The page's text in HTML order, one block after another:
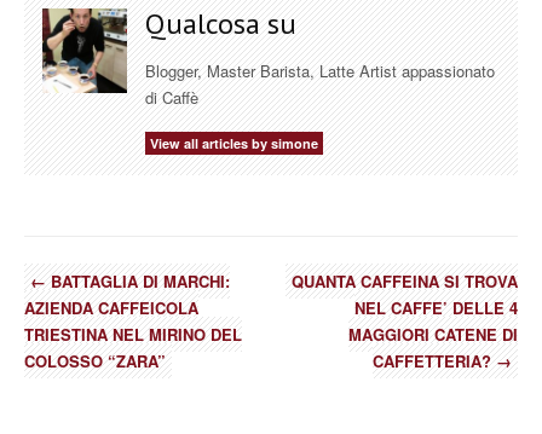
Qualcosa su
Blogger, Master Barista, Latte Artist appassionato
di Caffè
View all articles by simone
←BATTAGLIA DI MARCHI:
AZIENDA CAFFEICOLA
TRIESTINA NEL MIRINO DEL
COLOSSO “ZARA”
QUANTA CAFFEINA SI TROVA
NEL CAFFE’ DELLE 4
MAGGIORI CATENE DI
CAFFETTERIA?→